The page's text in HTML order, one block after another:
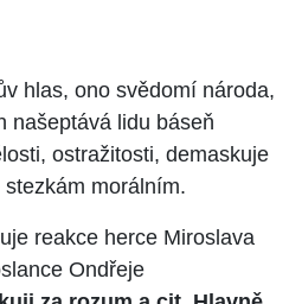
hlas, ono svědomí národa,
našeptává lidu báseň
ostražitosti, demaskuje
morálním.
reakce herce Miroslava
Ondřeje